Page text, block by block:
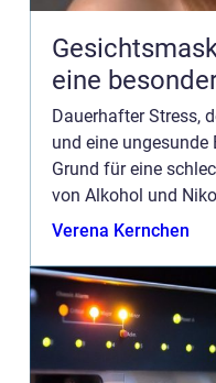
eine
Dauerhafter Stress,
und eine
Grund für eine
von Alkohol und
Problemen führen.
Verena Kernchen